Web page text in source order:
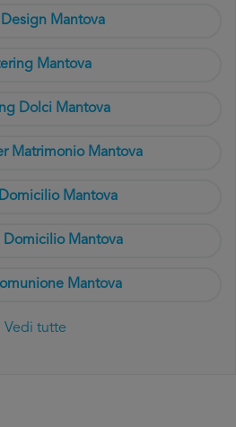
Mantova
Mantova
Dolci Mantova
Matrimonio Mantova
Mantova
Domicilio Mantova
Mantova
Vedi tutte